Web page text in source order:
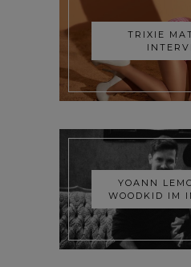
TRIXIE
YOANN
WOODKID IM